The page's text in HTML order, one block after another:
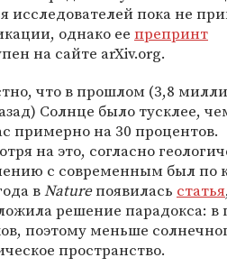
исследователей пока не
однако ее препринт
на сайте arXiv.org.
что в прошлом (3,8
Солнце было тусклее,
примерно на 30 процентов.
на это, согласно
с современным был по
вNatureпоявилась статья
решение парадокса:
поэтому меньше
пространство.